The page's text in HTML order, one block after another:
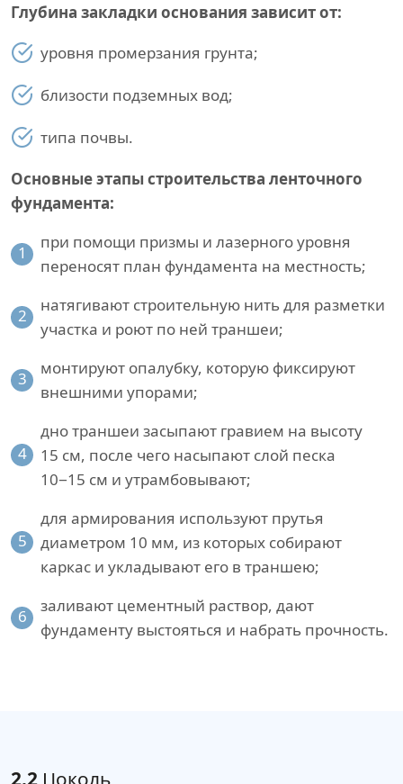
Глубина закладки основания зависит от:
уровня промерзания грунта;
близости подземных вод;
типа почвы.
Основные этапы строительства ленточного
фундамента:
1
при помощи призмы и лазерного уровня
переносят план фундамента на местность;
2
натягивают строительную нить для разметки
участка и роют по ней траншеи;
3
монтируют опалубку, которую фиксируют
внешними упорами;
4
дно траншеи засыпают гравием на высоту
15 см, после чего насыпают слой песка
10−15 см и утрамбовывают;
5
для армирования используют прутья
диаметром 10 мм, из которых собирают
каркас и укладывают его в траншею;
6
заливают цементный раствор, дают
фундаменту выстояться и набрать прочность.
2.2 Цоколь